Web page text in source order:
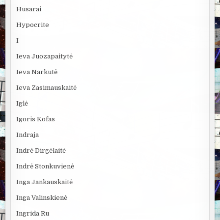
Husarai
Hypocrite
I
Ieva Juozapaitytė
Ieva Narkutė
Ieva Zasimauskaitė
Iglė
Igoris Kofas
Indraja
Indrė Dirgėlaitė
Indrė Stonkuvienė
Inga Jankauskaitė
Inga Valinskienė
Ingrida Ru